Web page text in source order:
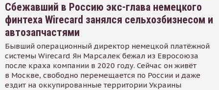
Сбежавший в Россию экс-глава немецкого
финтеха Wirecard занялся сельхозбизнесом и
автозапчастями
Бывший операционный директор немецкой платёжной
системы Wirecard Ян Марсалек бежал из Евросоюза
после краха компании в 2020 году. Сейчас он живёт
в Москве, свободно перемещается по России и даже
ездит на оккупированные территории Украины